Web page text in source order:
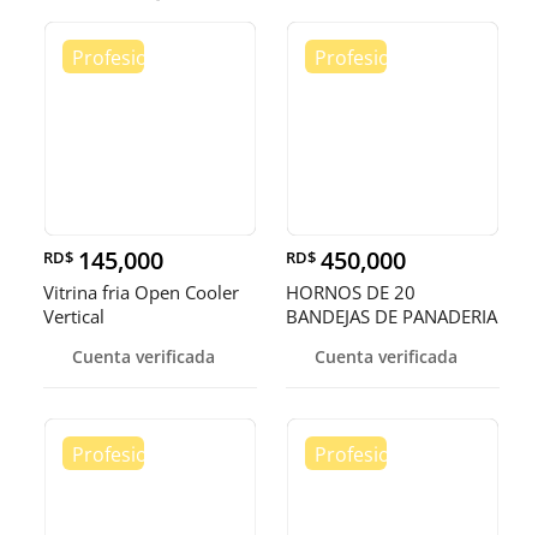
RD$ 145,000
Vitrina fria Open Cooler
Vertical
Cuenta verificada
RD$ 450,000
HORNOS DE 20
BANDEJAS DE PANADERIA
Cuenta verificada